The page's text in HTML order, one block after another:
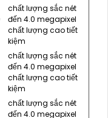
chất lượng sắc nét
đến 4.0 megapixel
chất lượng cao tiết
kiệm
chất lượng sắc nét
đến 4.0 megapixel
chất lượng cao tiết
kiệm
chất lượng sắc nét
đến 4.0 megapixel